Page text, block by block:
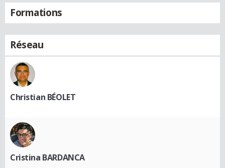
Formations
Réseau
Christian BÉOLET
Cristina BARDANCA